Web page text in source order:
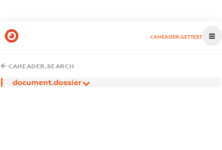
CAHEADER.GETTEST
CAHEADER.SEARCH
document.dossier